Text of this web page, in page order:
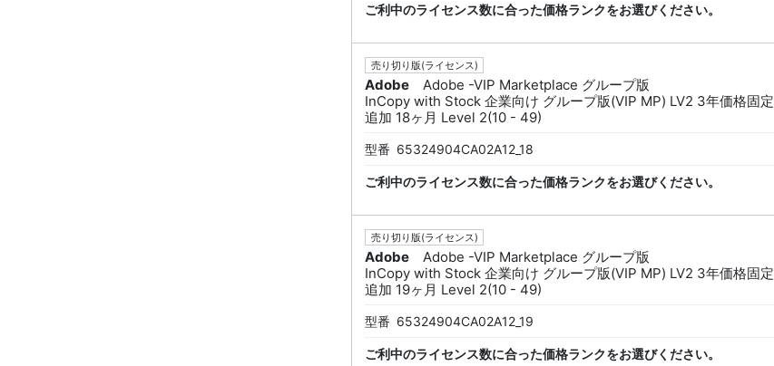
ご利中のライセンス数に合った価格ランクをお選びください。
売り切り版(ライセンス)
Adobe
Adobe -VIP Marketplace グループ版
InCopy with Stock 企業向け グループ版(VIP MP) LV2 3年価格固定
追加 18ヶ月 Level 2(10 - 49)
型番 65324904CA02A12_18
ご利中のライセンス数に合った価格ランクをお選びください。
売り切り版(ライセンス)
Adobe
Adobe -VIP Marketplace グループ版
InCopy with Stock 企業向け グループ版(VIP MP) LV2 3年価格固定
追加 19ヶ月 Level 2(10 - 49)
型番 65324904CA02A12_19
ご利中のライセンス数に合った価格ランクをお選びください。